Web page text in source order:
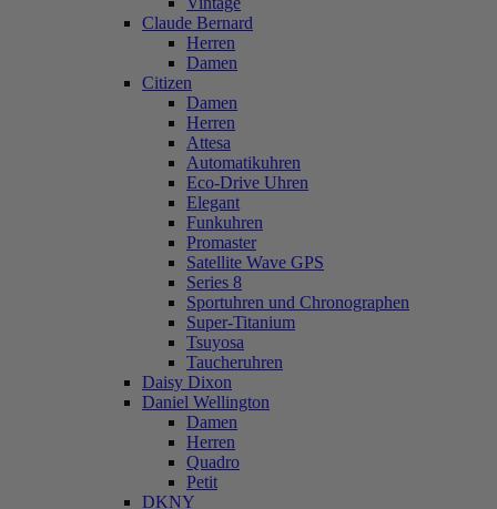
Claude Bernard
Herren
Damen
Citizen
Damen
Herren
Attesa
Automatikuhren
Eco-Drive Uhren
Elegant
Funkuhren
Promaster
Satellite Wave GPS
Series 8
Sportuhren und Chronographen
Super-Titanium
Tsuyosa
Taucheruhren
Daisy Dixon
Daniel Wellington
Damen
Herren
Quadro
Petit
DKNY